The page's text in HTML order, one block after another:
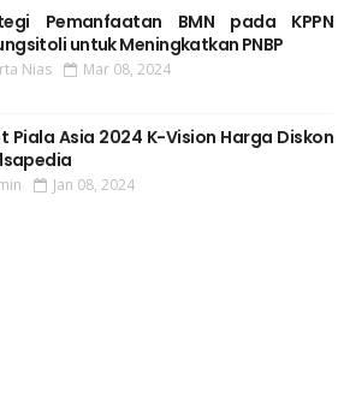
Pemanfaatan BMN pada KPPN
untuk Meningkatkan PNBP
Nias Mar 08, 2024
Piala Asia 2024 K-Vision Harga Diskon
Jan 08, 2024